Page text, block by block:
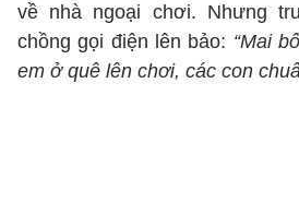
về nhà ngoại chơi. Nhưng
chồng gọi điện lên bảo: “Mai
em ở quê lên chơi, các con